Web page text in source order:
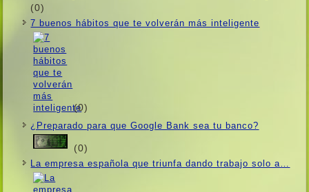
(0)
7 buenos hábitos que te volverán más inteligente
(0)
¿Preparado para que Google Bank sea tu banco?
(0)
La empresa española que triunfa dando trabajo solo a…